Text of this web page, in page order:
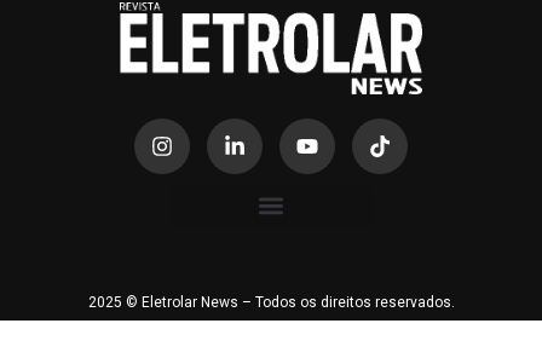
2025 © Eletrolar News – Todos os direitos reservados.